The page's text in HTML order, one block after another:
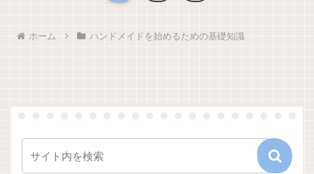
ホーム ハンドメイドを始めるための基礎知識